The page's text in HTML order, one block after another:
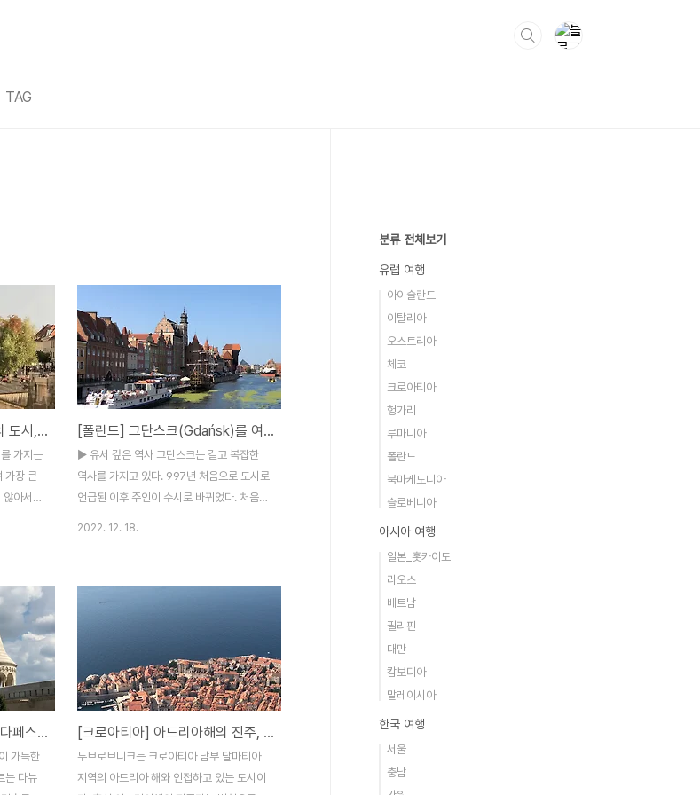
TAG
[슬로베니아] 사랑과 낭만의 도시, 류블랴나(Ljubljana)
가지는
가장 큰
아서
이름인
어인 슬
뜻에
원에 관
요한
람들이
포함된
바로 류
국 사람
[폴란드] 그단스크(Gdańsk)를 여행해야 하는 이유
▶ 유서 깊은 역사 그단스크는 길고 복잡한
역사를 가지고 있다. 997년 처음으로 도시로
언급된 이후 주인이 수시로 바뀌었다. 처음에
독일 제국에 통합되었다. 얼마 지나지 않아
단스크 곳곳에 오랜 역사의 향기가 묻어 나고
영향을 미치고 있다. ▶ 뛰어난 건축물 그단
스크에서 보게 되는 한자동맹 관련된 대부분
의 건축물은 아쉽게도 1945년 전쟁으로 파
괴된 것을 재건한 것이다. 하지만 멋진 외관
은 그것이 재건된 사실이라는 것을 쉽게 알아
2022. 12. 18.
[헝가리] 동유럽의 파리, 부다페스트(Budapest)
가득한
는 다뉴
[크로아티아] 아드리아해의 진주, 두브로브니크(Dubrovnik)
두브로브니크는 크로아티아 남부 달마티아
지역의 아드리아 해와 인접하고 있는 도시이
분류 전체보기
유럽 여행
아이슬란드
이탈리아
오스트리아
체코
크로아티아
헝가리
루마니아
폴란드
북마케도니아
슬로베니아
아시아 여행
일본_홋카이도
라오스
베트남
필리핀
대만
캄보디아
말레이시아
한국 여행
서울
충남